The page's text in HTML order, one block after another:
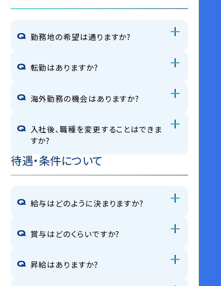
勤務地の希望は通りますか?
転勤はありますか?
海外勤務の機会はありますか?
入社後、職種を変更することはできま
すか?
待遇・条件について
給与はどのように決まりますか?
賞与はどのくらいですか?
昇給はありますか?